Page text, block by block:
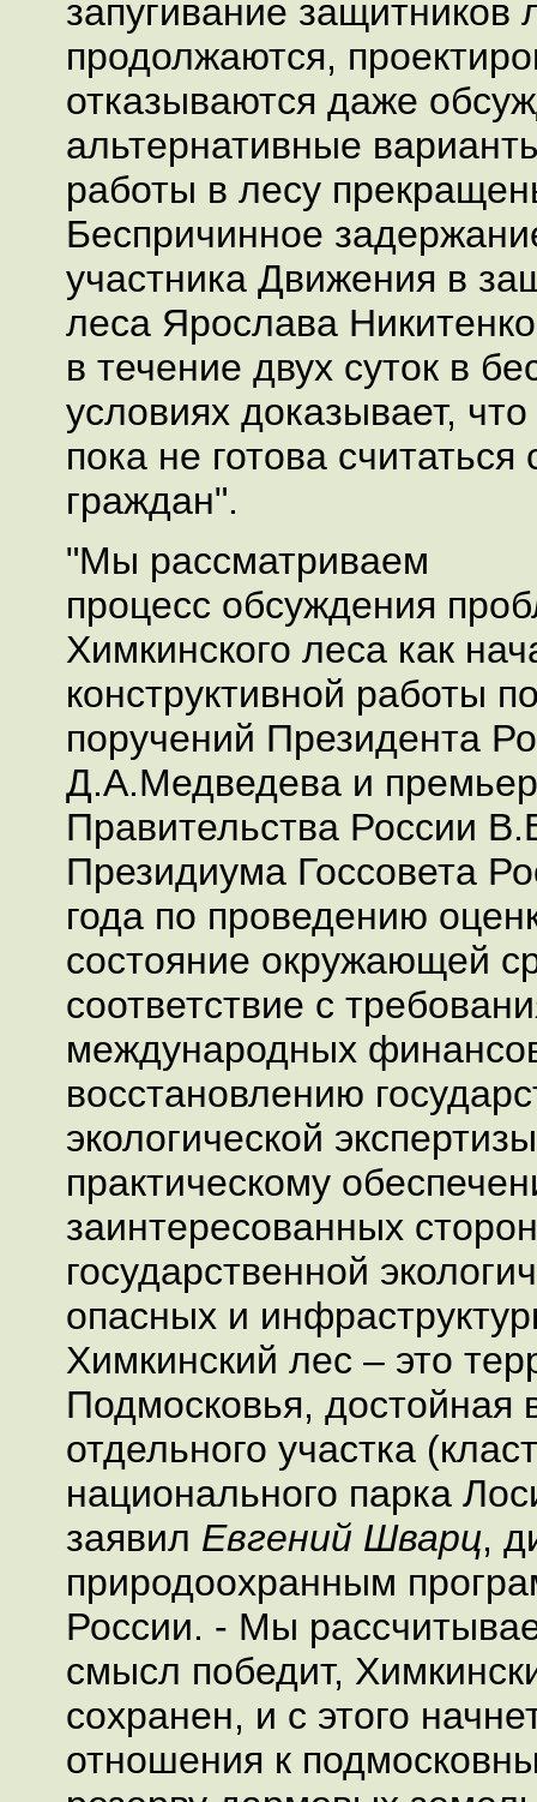
запугивание защитников
продолжаются,
отказываются даже
альтернативные
работы в лесу
Беспричинное
участника Движения в
леса Ярослава
в течение двух суток в
условиях доказывает,
пока не готова
граждан".
"Мы рассматриваем
процесс обсуждения
Химкинского леса как
конструктивной работы
поручений Президента
Д.А.Медведева и
Правительства России
Президиума Госсовета
года по проведению
состояние окружающей
соответствие с
международных
восстановлению
экологической
практическому
заинтересованных
государственной
опасных и
Химкинский лес – это
Подмосковья, достойная
отдельного участка
национального парка
заявил Евгений Шварц,
природоохранным
России. - Мы
смысл победит,
сохранен, и с этого
отношения к